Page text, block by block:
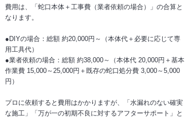
費用は、「蛇口本体＋工事費（業者依頼の場合）」の合算と
なります。
●DIYの場合：総額 約20,000円～（本体代＋必要に応じて専
用工具代）
●業者依頼の場合：総額 約38,000～（本体代 20,000円＋基本
作業費 15,000～25,000円＋既存の蛇口処分費 3,000～5,000
円）
プロに依頼すると費用はかかりますが、「水漏れのない確実
な施工」「万が一の初期不良に対するアフターサポート」と